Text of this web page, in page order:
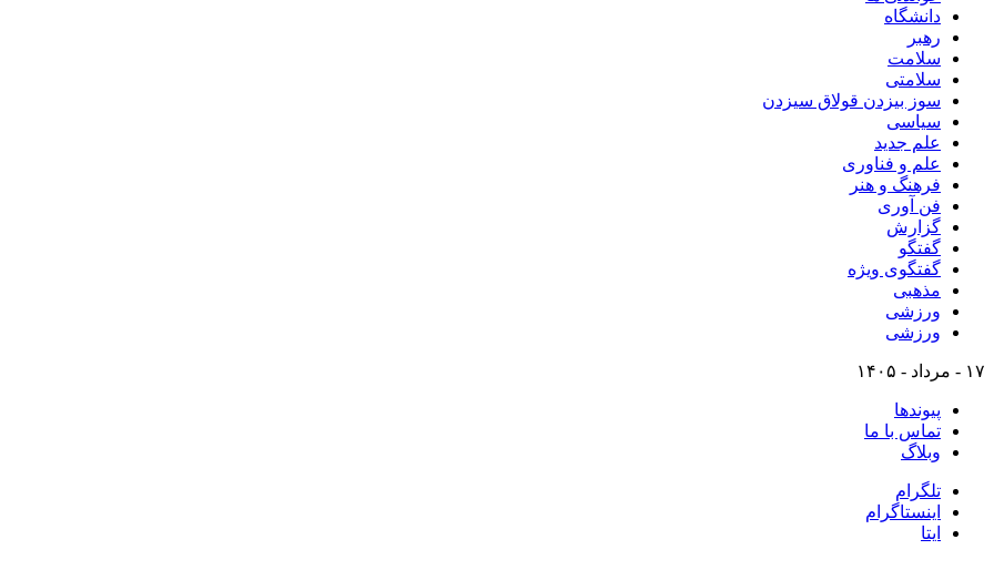
دانشگاه
رهبر
سلامت
سلامتی
سوز بیزدن قولاق سیزدن
سیاسی
علم جدید
علم و فناوری
فرهنگ و هنر
فن آوری
گزارش
گفتگو
گفتگوی ویژه
مذهبی
ورزشی
ورزشی
۱۷ - مرداد - ۱۴۰۵
پیوندها
تماس با ما
وبلاگ
تلگرام
اینستاگرام
ایتا